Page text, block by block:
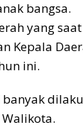
bangsa.
yang
Kepala
ini.